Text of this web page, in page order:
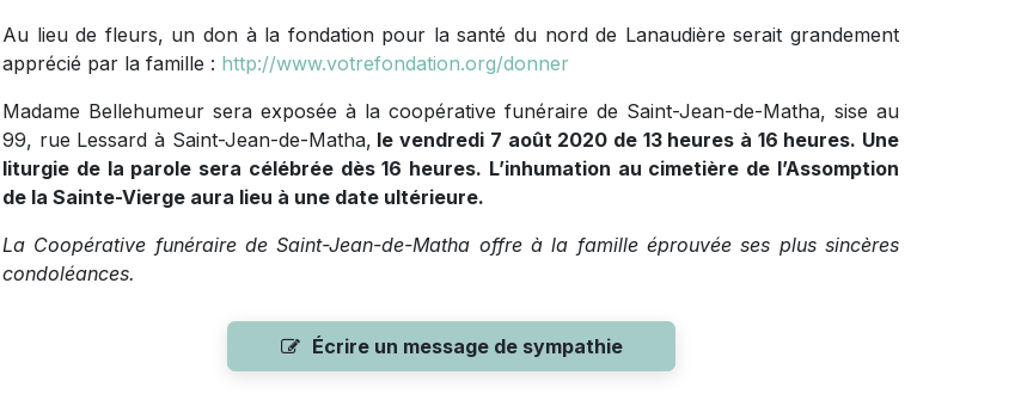
Au lieu de fleurs, un don à la fondation pour la santé du nord de Lanaudière serait grandement
apprécié par la famille : http://www.votrefondation.org/donner
Madame Bellehumeur sera exposée à la coopérative funéraire de Saint-Jean-de-Matha, sise au
99, rue Lessard à Saint-Jean-de-Matha, le vendredi 7 août 2020 de 13 heures à 16 heures. Une
liturgie de la parole sera célébrée dès 16 heures. L’inhumation au cimetière de l’Assomption
de la Sainte-Vierge aura lieu à une date ultérieure.
La Coopérative funéraire de Saint-Jean-de-Matha offre à la famille éprouvée ses plus sincères
condoléances.
Écrire un message de sympathie